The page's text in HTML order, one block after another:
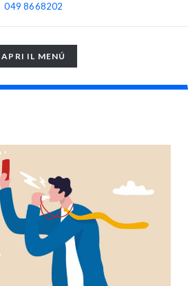
049 8668202
TOGGLE
NAVIGATION
APRI IL MENÚ